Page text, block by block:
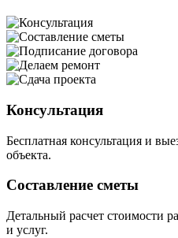
Консультация
Бесплатная консультация и
объекта.
Составление сметы
Детальный расчет стоимости
и услуг.